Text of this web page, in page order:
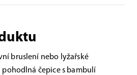
bruslení nebo lyžařské
čepice s bambulí